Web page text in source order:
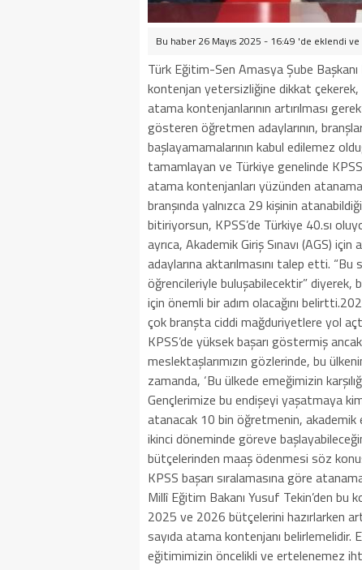
Bu haber 26 Mayıs 2025 - 16:49 'de eklendi ve
Türk Eğitim-Sen Amasya Şube
kontenjan yetersizliğine dikkat çekerek,
atama kontenjanlarının artırılması
gösteren öğretmen adaylarının,
başlayamamalarının kabul edilemez
tamamlayan ve Türkiye genelinde
atama kontenjanları yüzünden
branşında yalnızca 29 kişinin
bitiriyorsun, KPSS’de Türkiye 40.sı
ayrıca, Akademik Giriş Sınavı (AGS)
adaylarına aktarılmasını talep etti. “Bu
öğrencileriyle buluşabilecektir” diyerek,
için önemli bir adım olacağını
çok branşta ciddi mağduriyetlere yol
KPSS’de yüksek başarı göstermiş
meslektaşlarımızın gözlerinde, bu
zamanda, ‘Bu ülkede emeğimizin
Gençlerimize bu endişeyi yaşatmaya
atanacak 10 bin öğretmenin, akademik
ikinci döneminde göreve
bütçelerinden maaş ödenmesi söz
KPSS başarı sıralamasına göre
Millî Eğitim Bakanı Yusuf Tekin’den bu
2025 ve 2026 bütçelerini hazırlarken
sayıda atama kontenjanı belirlemelidir.
eğitimimizin öncelikli ve ertelenemez